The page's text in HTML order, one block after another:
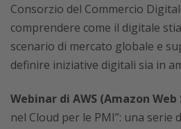
Consorzio del Commercio
comprendere come il digitale
scenario di mercato globale e
definire iniziative digitali sia in
Webinar di AWS (Amazon Web
nel Cloud per le PMI”: una